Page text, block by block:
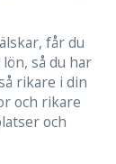
får du
så du har
rikare i din
och rikare
och